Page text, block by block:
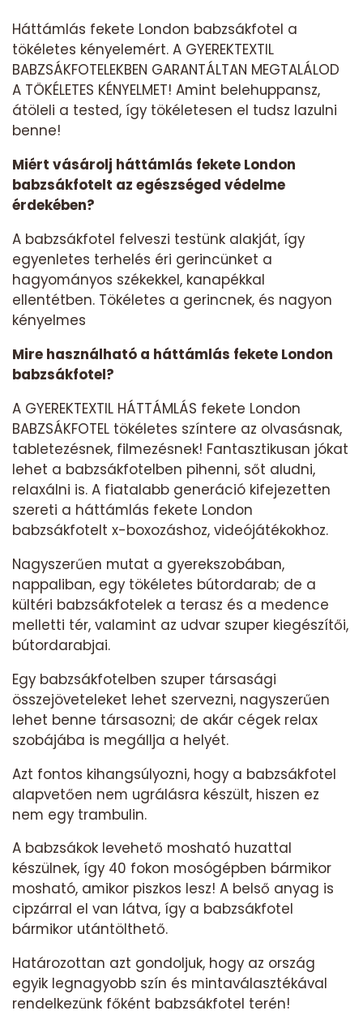
Háttámlás fekete London babzsákfotel a
tökéletes kényelemért. A GYEREKTEXTIL
BABZSÁKFOTELEKBEN GARANTÁLTAN MEGTALÁLOD
A TÖKÉLETES KÉNYELMET! Amint belehuppansz,
átöleli a tested, így tökéletesen el tudsz lazulni
benne!
Miért vásárolj háttámlás fekete London
babzsákfotelt az egészséged védelme
érdekében?
A babzsákfotel felveszi testünk alakját, így
egyenletes terhelés éri gerincünket a
hagyományos székekkel, kanapékkal
ellentétben. Tökéletes a gerincnek, és nagyon
kényelmes
Mire használható a háttámlás fekete London
babzsákfotel?
A GYEREKTEXTIL HÁTTÁMLÁS fekete London
BABZSÁKFOTEL tökéletes színtere az olvasásnak,
tabletezésnek, filmezésnek! Fantasztikusan jókat
lehet a babzsákfotelben pihenni, sőt aludni,
relaxálni is. A fiatalabb generáció kifejezetten
szereti a háttámlás fekete London
babzsákfotelt x-boxozáshoz, videójátékokhoz.
Nagyszerűen mutat a gyerekszobában,
nappaliban, egy tökéletes bútordarab; de a
kültéri babzsákfotelek a terasz és a medence
melletti tér, valamint az udvar szuper kiegészítői,
bútordarabjai.
Egy babzsákfotelben szuper társasági
összejöveteleket lehet szervezni, nagyszerűen
lehet benne társasozni; de akár cégek relax
szobájába is megállja a helyét.
Azt fontos kihangsúlyozni, hogy a babzsákfotel
alapvetően nem ugrálásra készült, hiszen ez
nem egy trambulin.
A babzsákok levehető mosható huzattal
készülnek, így 40 fokon mosógépben bármikor
mosható, amikor piszkos lesz! A belső anyag is
cipzárral el van látva, így a babzsákfotel
bármikor utántölthető.
Határozottan azt gondoljuk, hogy az ország
egyik legnagyobb szín és mintaválasztékával
rendelkezünk főként babzsákfotel terén!